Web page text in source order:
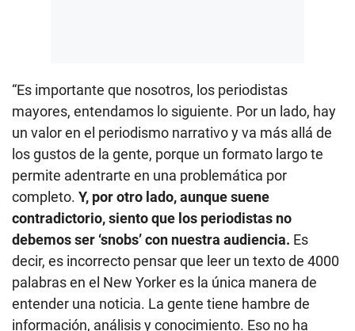
“Es importante que nosotros, los periodistas
mayores, entendamos lo siguiente. Por un lado, hay
un valor en el periodismo narrativo y va más allá de
los gustos de la gente, porque un formato largo te
permite adentrarte en una problemática por
completo. Y, por otro lado, aunque suene
contradictorio, siento que los periodistas no
debemos ser ‘snobs’ con nuestra audiencia. Es
decir, es incorrecto pensar que leer un texto de 4000
palabras en el New Yorker es la única manera de
entender una noticia. La gente tiene hambre de
información, análisis y conocimiento. Eso no ha